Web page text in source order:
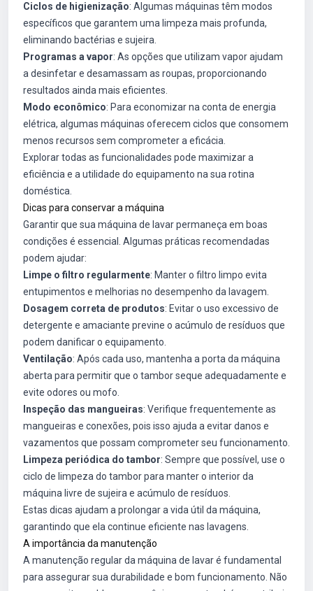
Ciclos de higienização: Algumas máquinas têm modos
específicos que garantem uma limpeza mais profunda,
eliminando bactérias e sujeira.
Programas a vapor: As opções que utilizam vapor ajudam
a desinfetar e desamassam as roupas, proporcionando
resultados ainda mais eficientes.
Modo econômico: Para economizar na conta de energia
elétrica, algumas máquinas oferecem ciclos que consomem
menos recursos sem comprometer a eficácia.
Explorar todas as funcionalidades pode maximizar a
eficiência e a utilidade do equipamento na sua rotina
doméstica.
Dicas para conservar a máquina
Garantir que sua máquina de lavar permaneça em boas
condições é essencial. Algumas práticas recomendadas
podem ajudar:
Limpe o filtro regularmente: Manter o filtro limpo evita
entupimentos e melhorias no desempenho da lavagem.
Dosagem correta de produtos: Evitar o uso excessivo de
detergente e amaciante previne o acúmulo de resíduos que
podem danificar o equipamento.
Ventilação: Após cada uso, mantenha a porta da máquina
aberta para permitir que o tambor seque adequadamente e
evite odores ou mofo.
Inspeção das mangueiras: Verifique frequentemente as
mangueiras e conexões, pois isso ajuda a evitar danos e
vazamentos que possam comprometer seu funcionamento.
Limpeza periódica do tambor: Sempre que possível, use o
ciclo de limpeza do tambor para manter o interior da
máquina livre de sujeira e acúmulo de resíduos.
Estas dicas ajudam a prolongar a vida útil da máquina,
garantindo que ela continue eficiente nas lavagens.
A importância da manutenção
A manutenção regular da máquina de lavar é fundamental
para assegurar sua durabilidade e bom funcionamento. Não